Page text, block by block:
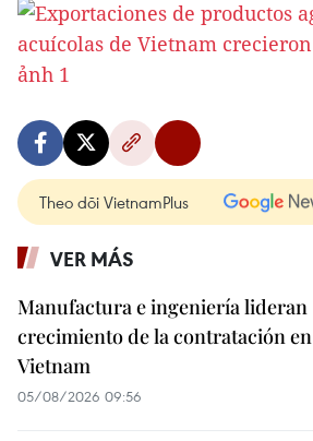
Theo dõi VietnamPlus
VER MÁS
Manufactura e ingeniería lideran
crecimiento de la contratación en
Vietnam
05/08/2026 09:56